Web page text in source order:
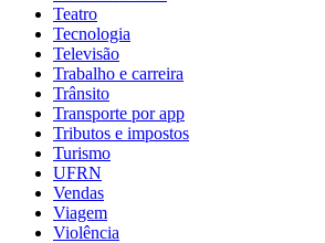
Teatro
Tecnologia
Televisão
Trabalho e carreira
Trânsito
Transporte por app
Tributos e impostos
Turismo
UFRN
Vendas
Viagem
Violência